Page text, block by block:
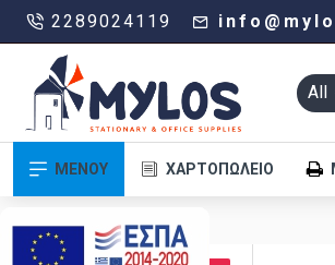
2289024119
All
ΜΕΝΟΥ ΧΑΡΤΟΠΩΛΕΊΟ
.